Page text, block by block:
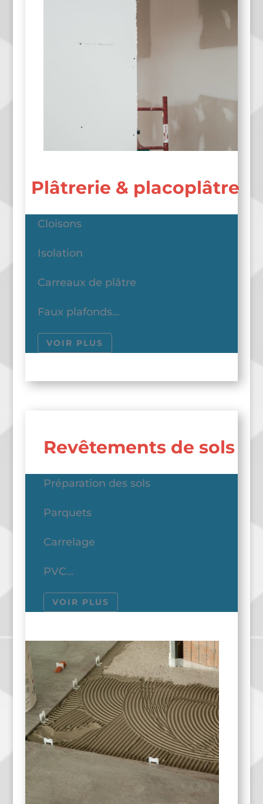
Plâtrerie & placoplâtre
Cloisons
Isolation
Carreaux de plâtre
Faux plafonds...
VOIR PLUS
Revêtements de sols
Préparation des sols
Parquets
Carrelage
PVC...
VOIR PLUS